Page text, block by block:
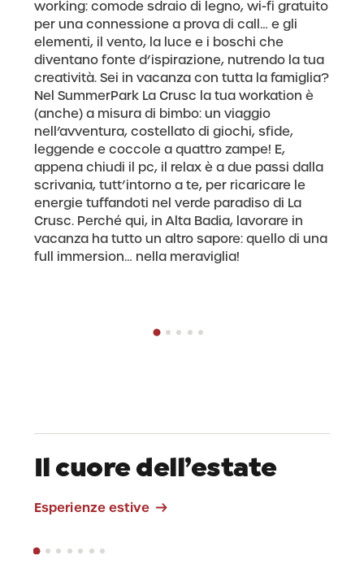
working: comode sdraio di legno, wi-fi gratuito
per una connessione a prova di call… e gli
elementi, il vento, la luce e i boschi che
diventano fonte d’ispirazione, nutrendo la tua
creatività. Sei in vacanza con tutta la famiglia?
Nel SummerPark La Crusc la tua workation è
(anche) a misura di bimbo: un viaggio
nell’avventura, costellato di giochi, sfide,
leggende e coccole a quattro zampe! E,
appena chiudi il pc, il relax è a due passi dalla
scrivania, tutt’intorno a te, per ricaricare le
energie tuffandoti nel verde paradiso di La
Crusc. Perché qui, in Alta Badia, lavorare in
vacanza ha tutto un altro sapore: quello di una
full immersion… nella meraviglia!
Il cuore dell’estate
Esperienze estive
Passeggiate